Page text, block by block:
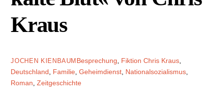
Kraus
JOCHEN KIENBAUM Besprechung Fiktion Chris Kraus
Deutschland
Familie ,Geheimdienst Nationalsozialismus
Roman ,Zeitgeschichte